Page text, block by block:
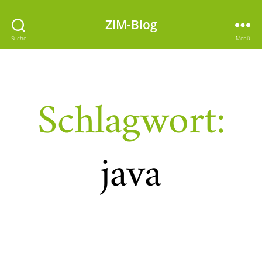
Suche
ZIM-Blog
Menü
Schlagwort:
java